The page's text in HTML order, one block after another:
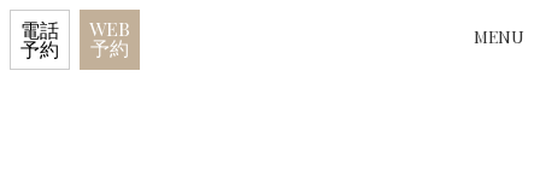
MENU
電話
予約
WEB
予約